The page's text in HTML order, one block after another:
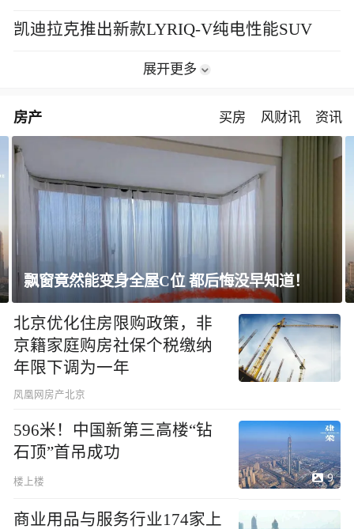
凯迪拉克推出新款LYRIQ-V纯电性能SUV
展开更多
房产 买房 风财讯 资讯
上海未建成的地标：“人”字大楼
北京优化住房限购政策，非
京籍家庭购房社保个税缴纳
年限下调为一年
凤凰网房产北京
596米！中国新第三高楼“钻
石顶”首吊成功
楼上楼 9
商业用品与服务行业174家上